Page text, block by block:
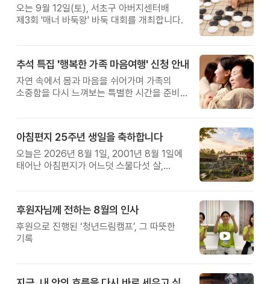
오는 9월 12일(토), 서초구 아버지센터배
제3회 '매너 바둑왕' 바둑 대회를 개최합니다.
추석 특집 '행복한 가족 마음여행' 신청 안내
자연 속에서 몸과 마음을 쉬어가며 가족의
소중함을 다시 느껴보는 특별한 시간을 준비해
아침편지 25주년 생일을 축하합니다
오늘은 2026년 8월 1일, 2001년 8월 1일에
태어난 아침편지가 어느덧 스물다섯 살,
후원자님께 전하는 8월의 인사
후원으로 진행된 ‘청년드림캠프’, 그 따뜻한
기록